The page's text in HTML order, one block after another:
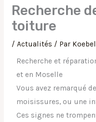
Recherche
toiture
/ Actualités / Par Koebel
Recherche et
et en Moselle
Vous avez remarqué
moisissures, ou une
Ces signes ne